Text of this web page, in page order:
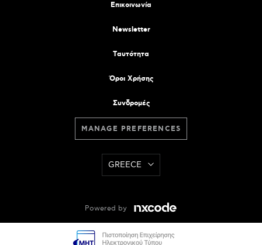
Επικοινωνία
Newsletter
Tαυτότητα
Όροι Χρήσης
Συνδρομές
MANAGE PREFERENCES
GREECE
Powered by